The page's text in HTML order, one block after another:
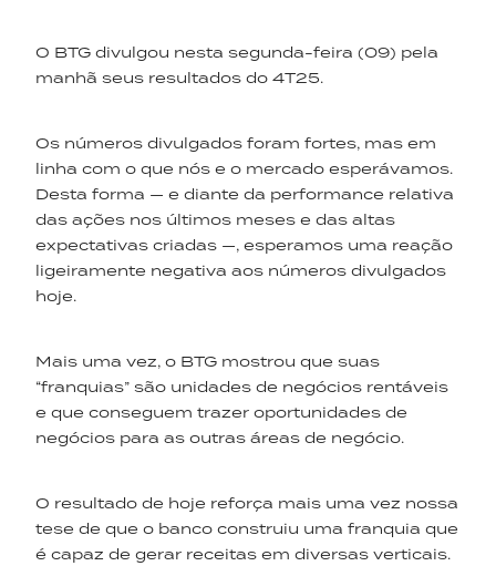
O BTG divulgou nesta segunda-feira (09) pela
manhã seus resultados do 4T25.
Os números divulgados foram fortes, mas em
linha com o que nós e o mercado esperávamos.
Desta forma — e diante da performance relativa
das ações nos últimos meses e das altas
expectativas criadas —, esperamos uma reação
ligeiramente negativa aos números divulgados
hoje.
Mais uma vez, o BTG mostrou que suas
“franquias” são unidades de negócios rentáveis
e que conseguem trazer oportunidades de
negócios para as outras áreas de negócio.
O resultado de hoje reforça mais uma vez nossa
tese de que o banco construiu uma franquia que
é capaz de gerar receitas em diversas verticais.